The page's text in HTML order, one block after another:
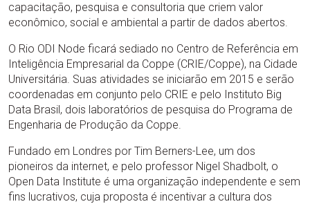
capacitação, pesquisa e consultoria que criem valor
econômico, social e ambiental a partir de dados abertos.
O Rio ODI Node ficará sediado no Centro de Referência em
Inteligência Empresarial da Coppe (CRIE/Coppe), na Cidade
Universitária. Suas atividades se iniciarão em 2015 e serão
coordenadas em conjunto pelo CRIE e pelo Instituto Big
Data Brasil, dois laboratórios de pesquisa do Programa de
Engenharia de Produção da Coppe.
Fundado em Londres por Tim Berners-Lee, um dos
pioneiros da internet, e pelo professor Nigel Shadbolt, o
Open Data Institute é uma organização independente e sem
fins lucrativos, cuja proposta é incentivar a cultura dos